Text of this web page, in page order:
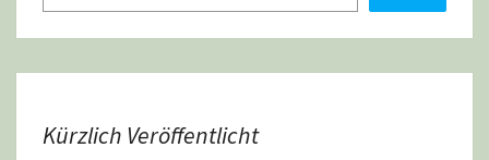
Kürzlich Veröffentlicht